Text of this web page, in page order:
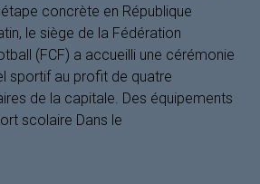
concrète en République
le siège de la Fédération
(FCF) a accueilli une cérémonie
sportif au profit de quatre
de la capitale. Des équipements
scolaire Dans le